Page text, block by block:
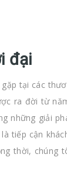
đại
tại các
ra đời từ
những giải
tiếp cận
thời, chúng